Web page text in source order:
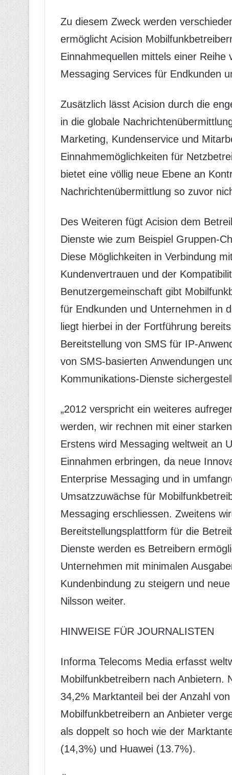
Zu diesem Zweck werden
ermöglicht Acision
Einnahmequellen mittels einer
Messaging Services für Endkunden
Zusätzlich lässt Acision durch die
in die globale
Marketing, Kundenservice und
Einnahmemöglichkeiten für
bietet eine völlig neue Ebene an
Nachrichtenübermittlung so zuvor
Des Weiteren fügt Acision dem
Dienste wie zum Beispiel Gruppen-
Diese Möglichkeiten in Verbindung
Kundenvertrauen und der
Benutzergemeinschaft gibt
für Endkunden und Unternehmen in
liegt hierbei in der Fortführung
Bereitstellung von SMS für IP-
von SMS-basierten Anwendungen
Kommunikations-Dienste
„2012 verspricht ein weiteres
werden, wir rechnen mit einer
Erstens wird Messaging weltweit an
Einnahmen erbringen, da neue
Enterprise Messaging und in
Umsatzzuwächse für
Messaging erschliessen. Zweitens
Bereitstellungsplattform für die
Dienste werden es Betreibern
Unternehmen mit minimalen
Kundenbindung zu steigern und
Nilsson weiter.
HINWEISE FÜR JOURNALISTEN
Informa Telecoms Media erfasst
Mobilfunkbetreibern nach Anbietern.
34,2% Marktanteil bei der Anzahl
Mobilfunkbetreibern an Anbieter
als doppelt so hoch wie der
(14,3%) und Huawei (13.7%).